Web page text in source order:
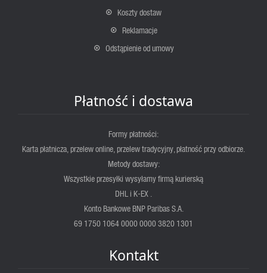
Koszty dostaw
Reklamacje
Odstąpienie od umowy
Płatność i dostawa
Formy płatności:
Karta płatnicza, przelew online, przelew tradycyjny, płatność przy odbiorze.
Metody dostawy:
Wszystkie przesyłki wysyłamy firmą kurierską
DHL i K-EX .
Konto Bankowe BNP Paribas S.A.
69 1750 1064 0000 0000 3820 1301
Kontakt